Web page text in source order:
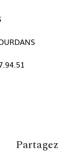
Partagez